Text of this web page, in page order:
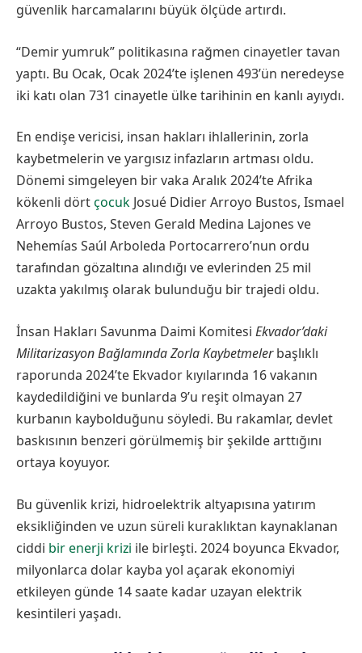
güvenlik harcamalarını büyük ölçüde artırdı.
“Demir yumruk” politikasına rağmen cinayetler tavan
yaptı. Bu Ocak, Ocak 2024’te işlenen 493’ün neredeyse
iki katı olan 731 cinayetle ülke tarihinin en kanlı ayıydı.
En endişe vericisi, insan hakları ihlallerinin, zorla
kaybetmelerin ve yargısız infazların artması oldu.
Dönemi simgeleyen bir vaka Aralık 2024’te Afrika
kökenli dörtçocuk Josué Didier Arroyo Bustos, Ismael
Arroyo Bustos, Steven Gerald Medina Lajones ve
Nehemías Saúl Arboleda Portocarrero’nun ordu
tarafından gözaltına alındığı ve evlerinden 25 mil
uzakta yakılmış olarak bulunduğu bir trajedi oldu.
İnsan Hakları Savunma Daimi Komitesi Ekvador’daki
Militarizasyon Bağlamında Zorla Kaybetmelerbaşlıklı
raporunda 2024’te Ekvador kıyılarında 16 vakanın
kaydedildiğini ve bunlarda 9’u reşit olmayan 27
kurbanın kaybolduğunu söyledi. Bu rakamlar, devlet
baskısının benzeri görülmemiş bir şekilde arttığını
ortaya koyuyor.
Bu güvenlik krizi, hidroelektrik altyapısına yatırım
eksikliğinden ve uzun süreli kuraklıktan kaynaklanan
ciddi bir enerji krizi ile birleşti. 2024 boyunca Ekvador,
milyonlarca dolar kayba yol açarak ekonomiyi
etkileyen günde 14 saate kadar uzayan elektrik
kesintileri yaşadı.